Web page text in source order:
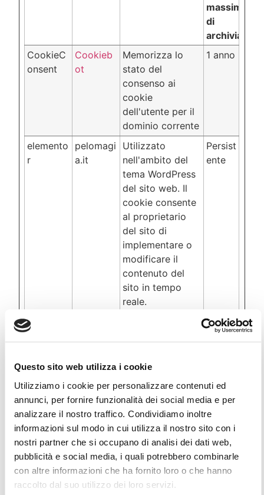
Questo sito web utilizza i cookie
Utilizziamo i cookie per personalizzare contenuti ed
annunci, per fornire funzionalità dei social media e per
analizzare il nostro traffico. Condividiamo inoltre
informazioni sul modo in cui utilizza il nostro sito con i
nostri partner che si occupano di analisi dei dati web,
pubblicità e social media, i quali potrebbero combinarle
con altre informazioni che ha fornito loro o che hanno
raccolto dal suo utilizzo dei loro servizi.
massima
di
CookieC
onsent
Cookieb
ot
Memorizza lo
stato del
consenso ai
cookie
dell'utente per il
dominio corrente
1 anno
elemento
r
pelomagi
a.it
Utilizzato
nell'ambito del
tema WordPress
del sito web. Il
cookie consente
al proprietario
del sito di
implementare o
modificare il
contenuto del
sito in tempo
reale.
Persist
ente
rc::a
umani e robot.
per il sito web, al
fine di rendere
validi rapporti
sull'uso del sito.
Persist
ente
rc::c Google
Questo cookie è
usato per
distinguere tra
Sessio
ne